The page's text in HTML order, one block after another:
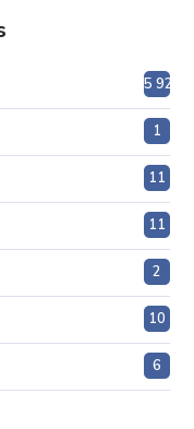
5 920
1
11
11
2
10
6